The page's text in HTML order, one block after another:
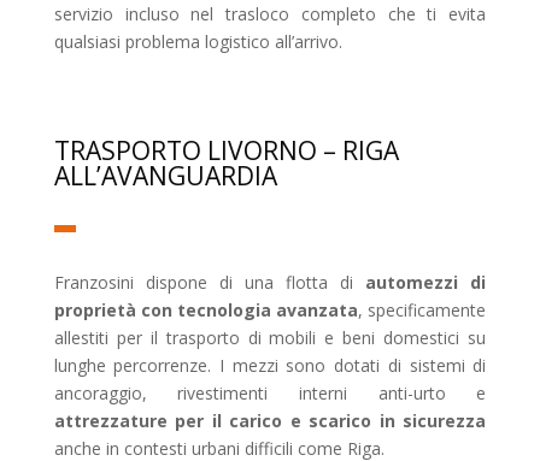
servizio incluso nel trasloco completo che ti evita
qualsiasi problema logistico all’arrivo.
TRASPORTO LIVORNO – RIGA
ALL’AVANGUARDIA
Franzosini dispone di una flotta di automezzi di
proprietà con tecnologia avanzata, specificamente
allestiti per il trasporto di mobili e beni domestici su
lunghe percorrenze. I mezzi sono dotati di sistemi di
ancoraggio, rivestimenti interni anti-urto e
attrezzature per il carico e scarico in sicurezza
anche in contesti urbani difficili come Riga.